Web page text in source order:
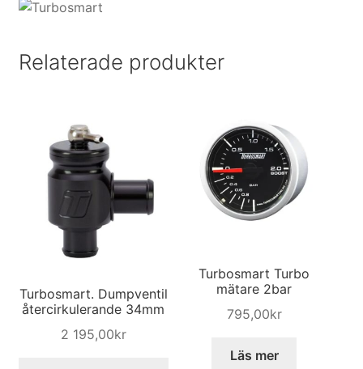
Relaterade produkter
Turbosmart. Dumpventil
återcirkulerande 34mm
2 195,00kr
Turbosmart Turbo
mätare 2bar
795,00kr
Läs mer